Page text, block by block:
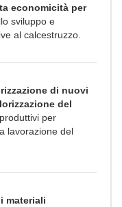
economicità per
sviluppo e
al calcestruzzo.
di nuovi
del
per
lavorazione del
materiali